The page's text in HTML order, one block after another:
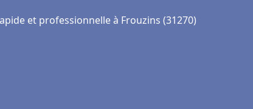
et professionnelle à Frouzins (31270)